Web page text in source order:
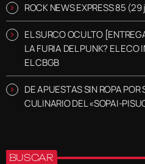
ROCK NEWS EXPRESS 85
EL SURCO OCULTO
LA FURIA DEL PUNK? EL ECO
EL CBGB
DE APUESTAS SIN ROPA POR
CULINARIO DEL «SOPAI-
BUSCAR